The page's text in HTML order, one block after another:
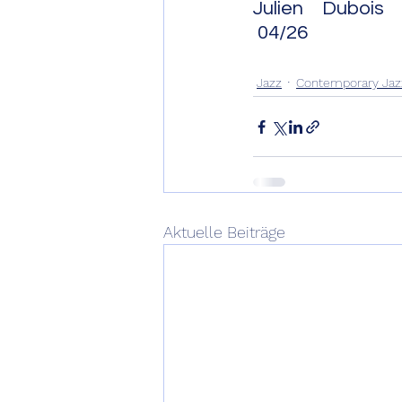
Julien
04/26
Jazz Contemporary
Aktuelle Beiträge